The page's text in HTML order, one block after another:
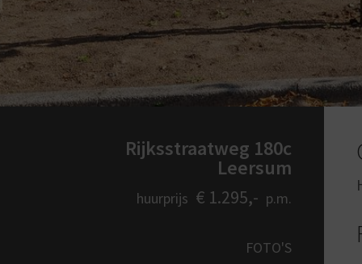
Rijksstraatweg 180c
Leersum
huurprijs € 1.295,- p.m.
FOTO'S